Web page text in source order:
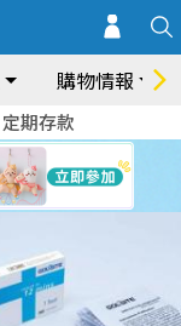
購物情報
定期存款